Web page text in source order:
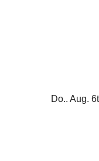
Do.. Aug.